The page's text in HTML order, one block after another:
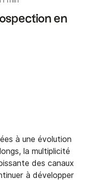
en
à une évolution
la multiplicité
des canaux
à développer